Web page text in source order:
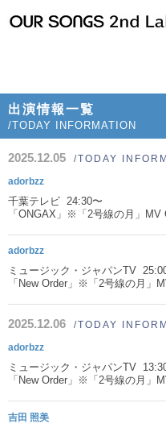
出演情報一覧
/TODAY INFORMATION
2025.12.05
/TODAY
adorbzz
千葉テレビ 24:30〜
「ONGAX」※「2号線の月」MV
adorbzz
ミュージック・ジャパンTV
「New Order」※「2号線の月」
2025.12.06
/TODAY
adorbzz
ミュージック・ジャパンTV
「New Order」※「2号線の月」
吉田 照美